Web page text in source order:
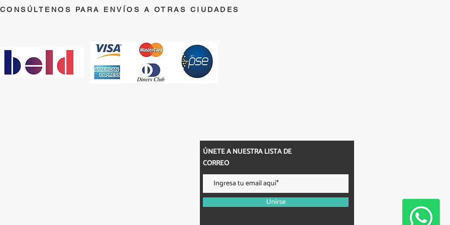
CONSÚLTENOS PARA ENVÍOS A OTRAS CIUDADES
ÚNETE A NUESTRA LISTA DE
CORREO
Unirse